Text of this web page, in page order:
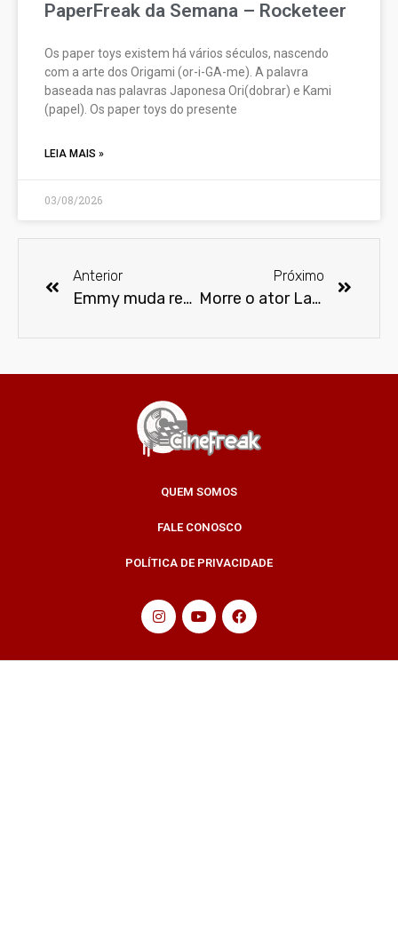
PaperFreak da Semana – Rocketeer
Os paper toys existem há vários séculos, nascendo
com a arte dos Origami (or-i-GA-me). A palavra
baseada nas palavras Japonesa Ori(dobrar) e Kami
(papel). Os paper toys do presente
LEIA MAIS »
03/08/2026
Anterior
Emmy muda regras para incluir webséries e produções online
Próximo
Morre o ator Larry Drake
QUEM SOMOS
FALE CONOSCO
POLÍTICA DE PRIVACIDADE